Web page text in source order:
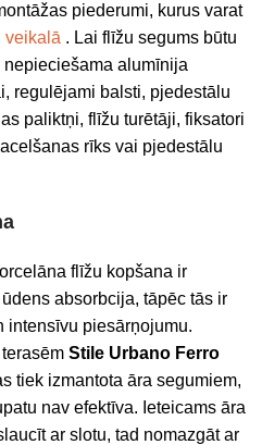
piederumi, kurus varat
veikalā . Lai flīžu segums būtu
alumīnija
regulējami balsti, pjedestālu
paliktņi, flīžu turētāji, fiksatori
rīks vai pjedestālu
flīžu kopšana ir
absorbcija, tāpēc tās ir
intensīvu piesārņojumu.
Stile Urbano Ferro
tiek izmantota āra segumiem,
nav efektīva. Ieteicams āra
ar slotu, tad nomazgāt ar